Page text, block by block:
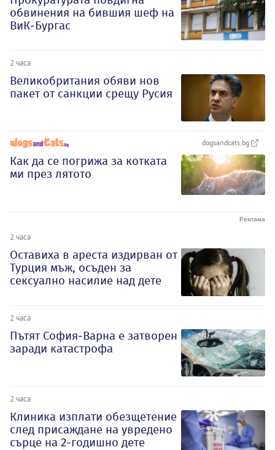
обвинения на бившия шеф на
ВиК-Бургас
2 часа
Великобритания обяви нов
пакет от санкции срещу Русия
dogsandcats.bg
Как да се погрижа за котката
ми през лятото
2 часа
Оставиха в ареста издирван от
Турция мъж, осъден за
сексуално насилие над дете
2 часа
Пътят София-Варна е затворен
заради катастрофа
2 часа
Клиника изплати обезщетение
след присаждане на увредено
сърце на 2-годишно дете